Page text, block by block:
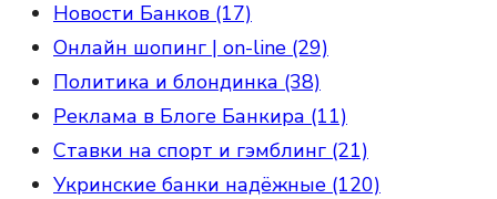
Новости Банков (17)
Онлайн шопинг | on-line (29)
Политика и блондинка (38)
Реклама в Блоге Банкира (11)
Ставки на спорт и гэмблинг (21)
Укринские банки надёжные (120)